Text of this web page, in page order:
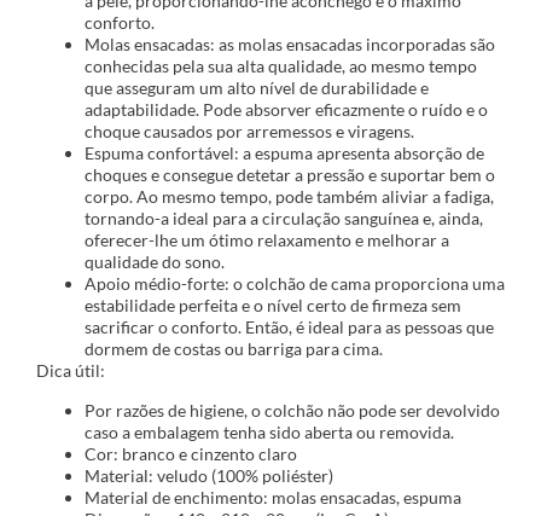
conforto.
Molas ensacadas: as molas ensacadas incorporadas são
conhecidas pela sua alta qualidade, ao mesmo tempo
que asseguram um alto nível de durabilidade e
adaptabilidade. Pode absorver eficazmente o ruído e o
choque causados por arremessos e viragens.
Espuma confortável: a espuma apresenta absorção de
choques e consegue detetar a pressão e suportar bem o
corpo. Ao mesmo tempo, pode também aliviar a fadiga,
tornando-a ideal para a circulação sanguínea e, ainda,
oferecer-lhe um ótimo relaxamento e melhorar a
qualidade do sono.
Apoio médio-forte: o colchão de cama proporciona uma
estabilidade perfeita e o nível certo de firmeza sem
sacrificar o conforto. Então, é ideal para as pessoas que
dormem de costas ou barriga para cima.
Dica útil:
Por razões de higiene, o colchão não pode ser devolvido
caso a embalagem tenha sido aberta ou removida.
Cor: branco e cinzento claro
Material: veludo (100% poliéster)
Material de enchimento: molas ensacadas, espuma